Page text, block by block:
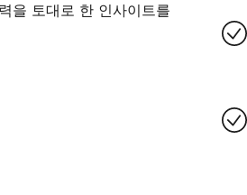
을 토대로 한 인사이트를